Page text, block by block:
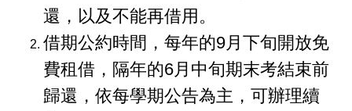
還，以及不能再借用。
借期公約時間，每年的9月下旬開放免
費租借，隔年的6月中旬期末考結束前
歸還，依每學期公告為主，可辦理續